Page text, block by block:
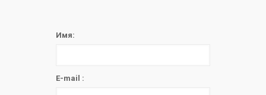
Имя:
E-mail :